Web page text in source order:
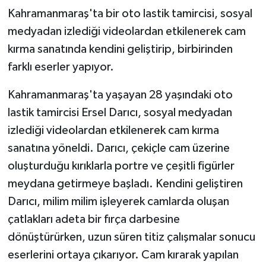
Kahramanmaraş'ta bir oto lastik tamircisi, sosyal
medyadan izlediği videolardan etkilenerek cam
kırma sanatında kendini geliştirip, birbirinden
farklı eserler yapıyor.
Kahramanmaraş'ta yaşayan 28 yaşındaki oto
lastik tamircisi Ersel Darıcı, sosyal medyadan
izlediği videolardan etkilenerek cam kırma
sanatına yöneldi. Darıcı, çekiçle cam üzerine
oluşturduğu kırıklarla portre ve çeşitli figürler
meydana getirmeye başladı. Kendini geliştiren
Darıcı, milim milim işleyerek camlarda oluşan
çatlakları adeta bir fırça darbesine
dönüştürürken, uzun süren titiz çalışmalar sonucu
eserlerini ortaya çıkarıyor. Cam kırarak yapılan
YAŞAM
Yerel